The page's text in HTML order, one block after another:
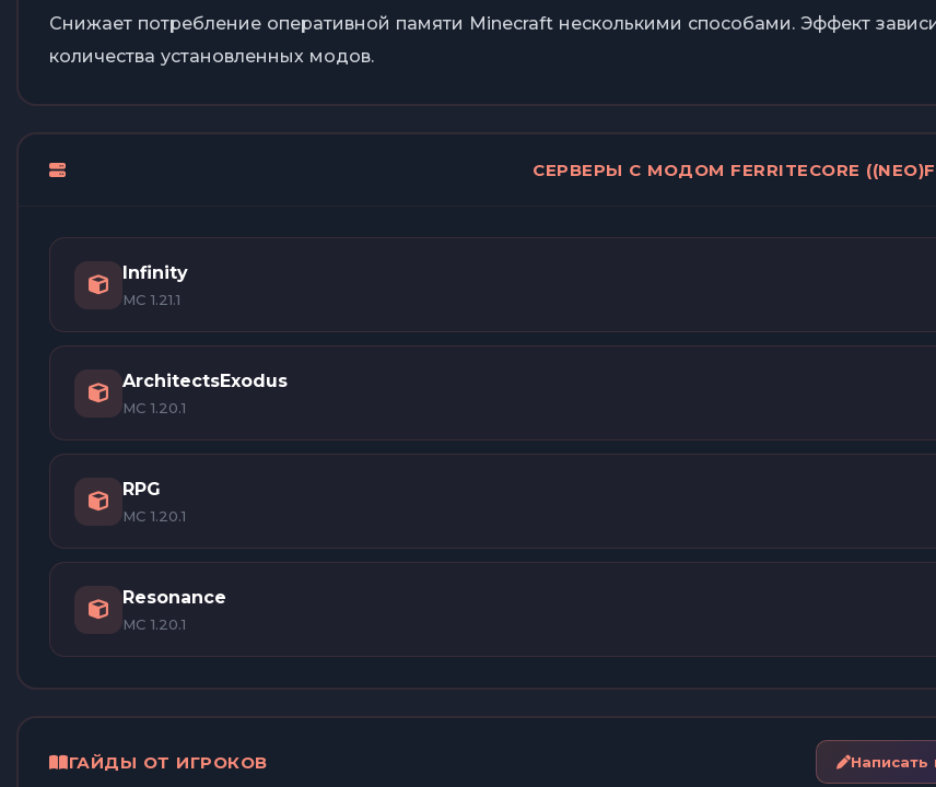
Снижает потребление оперативной памяти Minecraft несколькими способами. Эффект
количества установленных модов.
СЕРВЕРЫ С МОДОМ FERRITECORE
Infinity
MC 1.21.1
ArchitectsExodus
MC 1.20.1
RPG
MC 1.20.1
Resonance
MC 1.20.1
ГАЙДЫ ОТ ИГРОКОВ Написать